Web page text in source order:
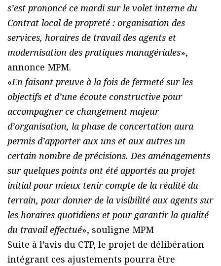
s’est prononcé ce mardi sur le volet interne du
Contrat local de propreté : organisation des
services, horaires de travail des agents et
modernisation des pratiques managériales»,
annonce MPM.
«En faisant preuve à la fois de fermeté sur les
objectifs et d’une écoute constructive pour
accompagner ce changement majeur
d’organisation, la phase de concertation aura
permis d’apporter aux uns et aux autres un
certain nombre de précisions. Des aménagements
sur quelques points ont été apportés au projet
initial pour mieux tenir compte de la réalité du
terrain, pour donner de la visibilité aux agents sur
les horaires quotidiens et pour garantir la qualité
du travail effectué», souligne MPM
Suite à l’avis du CTP, le projet de délibération
intégrant ces ajustements pourra être